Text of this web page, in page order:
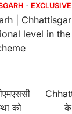
EXCLUSIVE
|
level in
को
के